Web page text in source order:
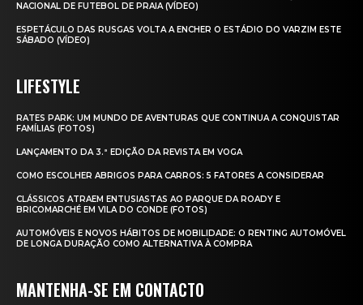
NACIONAL DE FUTEBOL DE PRAIA (VÍDEO)
ESPETÁCULO DAS RUSGAS VOLTA A ENCHER O ESTÁDIO DO VARZIM ESTE
SÁBADO (VÍDEO)
LIFESTYLE
RATES PARK: UM MUNDO DE AVENTURAS QUE CONTINUA A CONQUISTAR
FAMÍLIAS (FOTOS)
LANÇAMENTO DA 3.ª EDIÇÃO DA REVISTA EM VOGA
COMO ESCOLHER ABRIGOS PARA CARROS: 5 FATORES A CONSIDERAR
CLÁSSICOS ATRAEM ENTUSIASTAS AO PARQUE DA ROADY E
BRICOMARCHÉ EM VILA DO CONDE (FOTOS)
AUTOMÓVEIS E NOVOS HÁBITOS DE MOBILIDADE: O RENTING AUTOMÓVEL
DE LONGA DURAÇÃO COMO ALTERNATIVA À COMPRA
MANTENHA-SE EM CONTACTO